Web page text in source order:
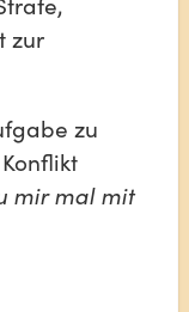
zur
zu
mir mal mit